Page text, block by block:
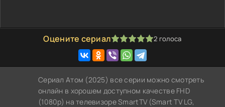
Оцените сериал
1 2 3 4 5 2 голоса
Сериал Атом (2025) все серии можно смотреть
онлайн в хорошем доступном качестве FHD
(1080p) на телевизоре SmartTV (Smart TV LG,